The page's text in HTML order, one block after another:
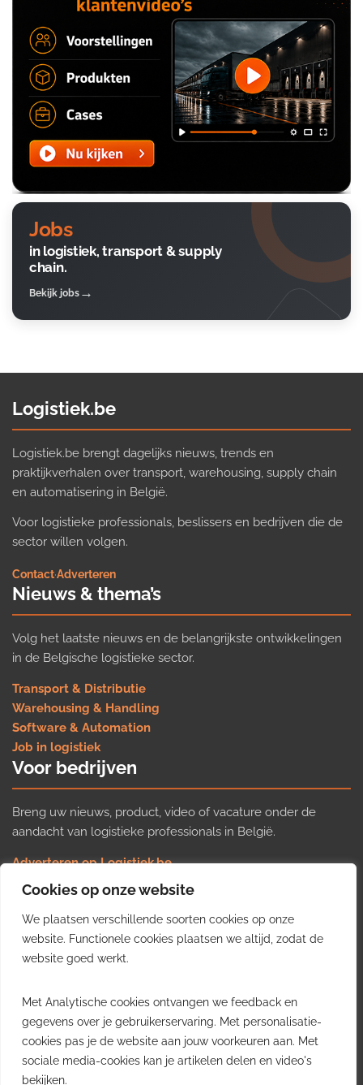
Cookies op onze website
We plaatsen verschillende soorten cookies op onze
website. Functionele cookies plaatsen we altijd, zodat de
website goed werkt.
Met Analytische cookies ontvangen we feedback en
gegevens over je gebruikerservaring. Met personalisatie-
cookies pas je de website aan jouw voorkeuren aan. Met
sociale media-cookies kan je artikelen delen en video's
bekijken.
Jobs
in logistiek, transport & supply
chain.
Bekijk jobs
Logistiek.be
Logistiek.be brengt dagelijks nieuws, trends en
praktijkverhalen over transport, warehousing, supply chain
en automatisering in België.
Voor logistieke professionals, beslissers en bedrijven die de
sector willen volgen.
Contact·Adverteren
Nieuws & thema’s
Volg het laatste nieuws en de belangrijkste ontwikkelingen
in de Belgische logistieke sector.
Transport & Distributie
Warehousing & Handling
Software & Automation
Job in logistiek
Voor bedrijven
Breng uw nieuws, product, video of vacature onder de
aandacht van logistieke professionals in België.
Adverteren op Logistiek.be
Nieuws insturen
Uw video op Logistiek.TV
Job plaatsen
Gratis wekelijkse update
inzichten uit de Belgische logistieke sector in uw inbox.
Ontvang je gratis
wekelijkse update